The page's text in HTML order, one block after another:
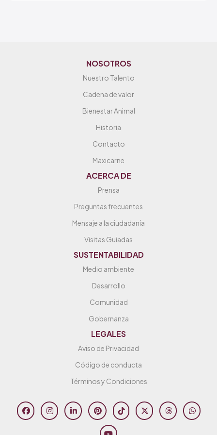
NOSOTROS
Nuestro Talento
Cadena de valor
Bienestar Animal
Historia
Contacto
Maxicarne
ACERCA DE
Prensa
Preguntas frecuentes
Mensaje a la ciudadanía
Visitas Guiadas
SUSTENTABILIDAD
Medio ambiente
Desarrollo
Comunidad
Gobernanza
LEGALES
Aviso de Privacidad
Código de conducta
Términos y Condiciones